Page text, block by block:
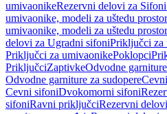
umivaonikeRezervni delovi za
umivaonike, modeli za uštedu
umivaonike, modeli za uštedu
delovi za Ugradni sifoniPriključci za
Priključci za umivaonikePoklopci
PriključciZaptivkeOdvodne
Odvodne garniture za sudopere
Cevni sifoniDvokomorni sifoni
sifoniRavni priključciRezervni